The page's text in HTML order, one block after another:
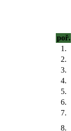
poř.
1.
2.
3.
4.
5.
6.
7.
8.